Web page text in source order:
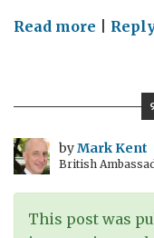
Read more on
people
สิทธิ
ที่แท้
จริง
byMark Kent
British
This post was